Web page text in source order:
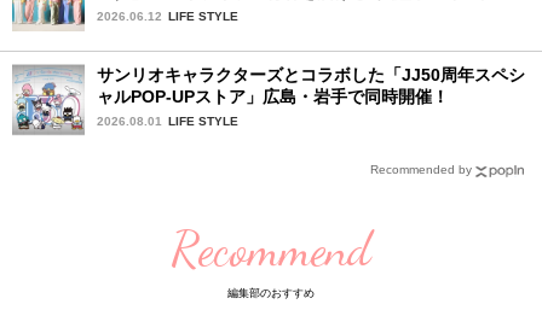
プ
2026.06.12 LIFE STYLE
サンリオキャラクターズとコラボした「JJ50周年スペシ
ャルPOP-UPストア」広島・岩手で同時開催！
2026.08.01 LIFE STYLE
Recommended by
Recommend
編集部のおすすめ